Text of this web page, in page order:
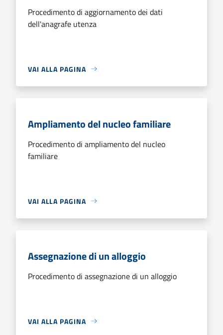
Procedimento di aggiornamento dei dati
dell'anagrafe utenza
VAI ALLA PAGINA
Ampliamento del nucleo familiare
Procedimento di ampliamento del nucleo
familiare
VAI ALLA PAGINA
Assegnazione di un alloggio
Procedimento di assegnazione di un alloggio
VAI ALLA PAGINA